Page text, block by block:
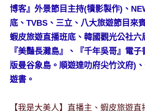
底、
外
景
節
目
主
持、
博客』外景節目主持(犢影製作)、
底、TVBS、三立、八大旅遊節目來
蝦皮旅遊直播班底、韓國觀光公社六
『美豔長灘島』、『千年吳哥』電
版曼谷象島。順遊達叻府尖竹汶府)
遊書。
【我是大美人】直播主、蝦皮旅遊